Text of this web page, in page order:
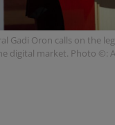
Gadi Oron calls on the
digital market. Photo ©: